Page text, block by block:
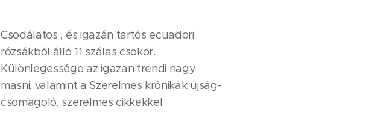
Csodálatos , és igazán tartós ecuadori
rózsákból álló 11 szálas csokor.
Különlegessége az igazan trendi nagy
masni, valamint a Szerelmes krónikák újság-
csomagoló, szerelmes cikkekkel